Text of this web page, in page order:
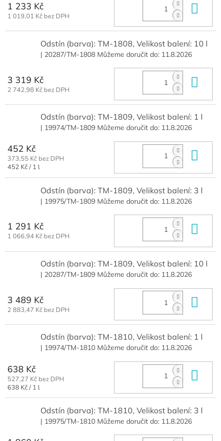
1 233 Kč
1 019,01 Kč bez DPH
Odstín (barva): TM-1808, Velikost balení: 10 l
| 20287/TM-1808 Můžeme doručit do: 11.8.2026
3 319 Kč
2 742,98 Kč bez DPH
Odstín (barva): TM-1809, Velikost balení: 1 l
| 19974/TM-1809 Můžeme doručit do: 11.8.2026
452 Kč
373,55 Kč bez DPH
Měrná
452 Kč / 1 l
Odstín (barva): TM-1809, Velikost balení: 3 l
| 19975/TM-1809 Můžeme doručit do: 11.8.2026
1 291 Kč
1 066,94 Kč bez DPH
Odstín (barva): TM-1809, Velikost balení: 10 l
| 20287/TM-1809 Můžeme doručit do: 11.8.2026
3 489 Kč
2 883,47 Kč bez DPH
Odstín (barva): TM-1810, Velikost balení: 1 l
| 19974/TM-1810 Můžeme doručit do: 11.8.2026
638 Kč
527,27 Kč bez DPH
Měrná
cena:
638 Kč / 1 l
Odstín (barva): TM-1810, Velikost balení: 3 l
| 19975/TM-1810 Můžeme doručit do: 11.8.2026